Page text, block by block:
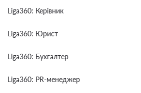
Liga360: Керівник
Liga360: Юрист
Liga360: Бухгалтер
Liga360: PR-менеджер